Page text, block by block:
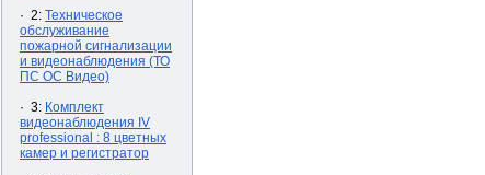
· 2: Техническое
обслуживание
пожарной сигнализации
и видеонаблюдения (ТО
ПС ОС Видео)
· 3: Комплект
видеонаблюдения IV
professional : 8 цветных
камер и регистратор